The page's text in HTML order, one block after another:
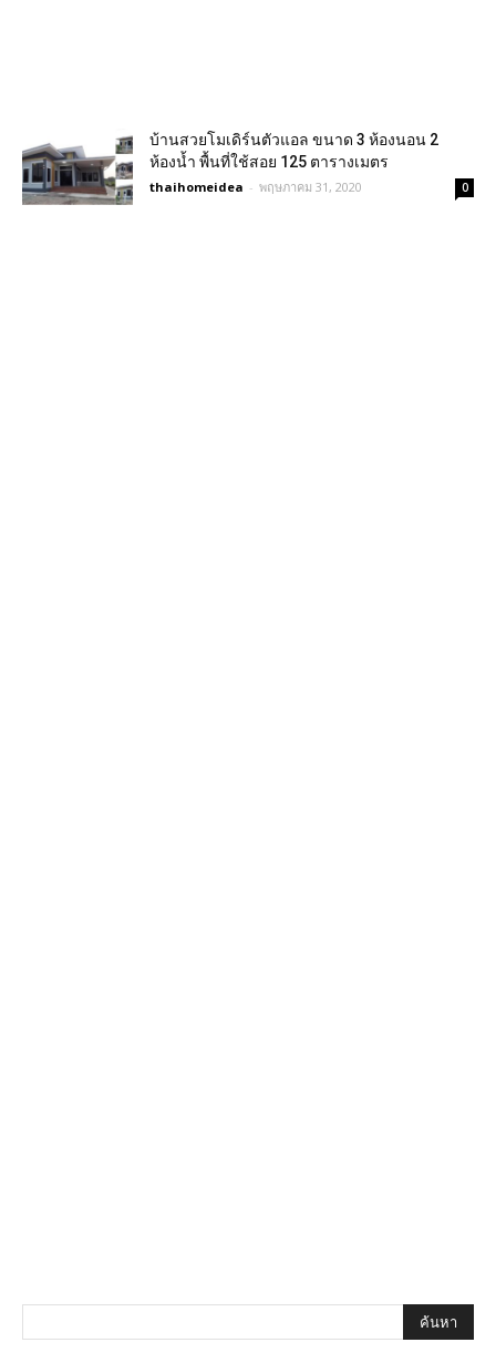
บ้านสวยโมเดิร์นตัวแอล ขนาด 3 ห้องนอน 2
ห้องน้ำ พื้นที่ใช้สอย 125 ตารางเมตร
thaihomeidea - พฤษภาคม 31, 2020 0